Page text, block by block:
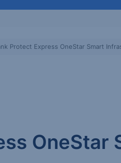
Protect Express OneStar Smart